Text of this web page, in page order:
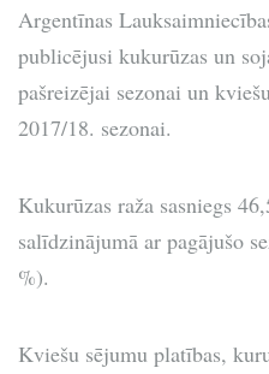
Argentīnas
publicējusi kukurūzas un
pašreizējai sezonai un
2017/18. sezonai.
Kukurūzas raža sasniegs
salīdzinājumā ar pagājušo
%).
Kviešu sējumu platības,